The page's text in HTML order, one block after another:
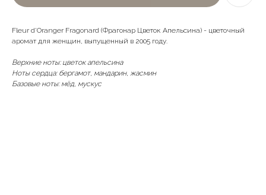
Fleur d'Oranger Fragonard (Фрагонар Цветок Апельсина) - цветочный
аромат для женщин, выпущенный в 2005 году.
Верхние ноты: цветок апельсина
Ноты сердца: бергамот, мандарин, жасмин
Базовые ноты: мёд, мускус